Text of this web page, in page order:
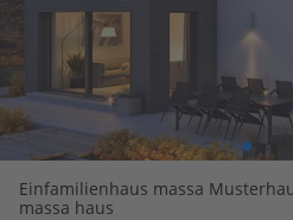
Einfamilienhaus massa
massa haus